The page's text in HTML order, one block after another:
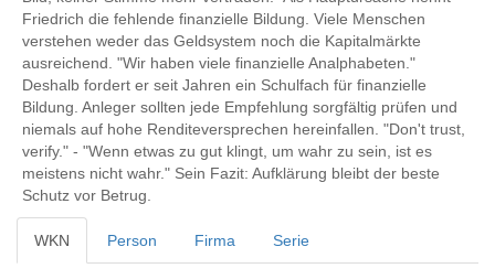
Friedrich die fehlende finanzielle Bildung. Viele Menschen
verstehen weder das Geldsystem noch die Kapitalmärkte
ausreichend. "Wir haben viele finanzielle Analphabeten."
Deshalb fordert er seit Jahren ein Schulfach für finanzielle
Bildung. Anleger sollten jede Empfehlung sorgfältig prüfen und
niemals auf hohe Renditeversprechen hereinfallen. "Don't trust,
verify." - "Wenn etwas zu gut klingt, um wahr zu sein, ist es
meistens nicht wahr." Sein Fazit: Aufklärung bleibt der beste
Schutz vor Betrug.
WKN Person Firma Serie